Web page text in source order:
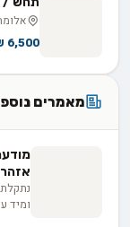
6,500 ₪
מאמרים
ומיד